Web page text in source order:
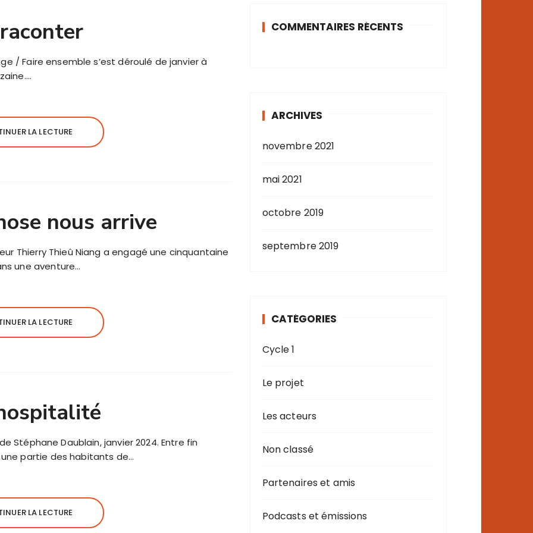
/ Faire ensemble s’est déroulé de janvier à
LA LECTURE
nous arrive
Thierry Thieû Niang a engagé une cinquantaine
une aventure…
LA LECTURE
Stéphane Daublain, janvier 2024. Entre fin
partie des habitants de…
LA LECTURE
COMMENTAIRES RÉCENTS
ARCHIVES
novembre 2021
mai 2021
octobre 2019
septembre 2019
CATÉGORIES
Cycle 1
Le projet
Les acteurs
Non classé
Partenaires et amis
Podcasts et émissions